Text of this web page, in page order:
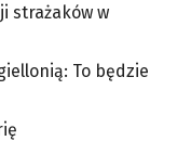
strażaków w
To będzie